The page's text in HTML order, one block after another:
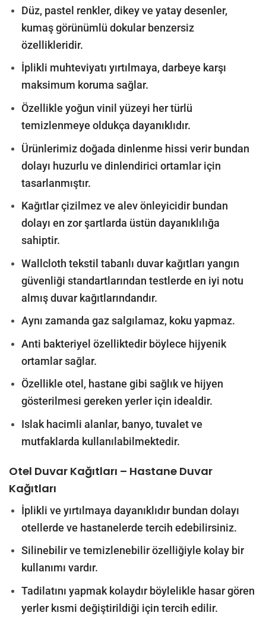
Düz, pastel renkler, dikey ve yatay desenler,
kumaş görünümlü dokular benzersiz
özellikleridir.
İplikli muhteviyatı yırtılmaya, darbeye karşı
maksimum koruma sağlar.
Özellikle yoğun vinil yüzeyi her türlü
temizlenmeye oldukça dayanıklıdır.
Ürünlerimiz doğada dinlenme hissi verir bundan
dolayı huzurlu ve dinlendirici ortamlar için
tasarlanmıştır.
Kağıtlar çizilmez ve alev önleyicidir bundan
dolayı en zor şartlarda üstün dayanıklılığa
sahiptir.
Wallcloth tekstil tabanlı duvar kağıtları yangın
güvenliği standartlarından testlerde en iyi notu
almış duvar kağıtlarındandır.
Aynı zamanda gaz salgılamaz, koku yapmaz.
Anti bakteriyel özelliktedir böylece hijyenik
ortamlar sağlar.
Özellikle otel, hastane gibi sağlık ve hijyen
gösterilmesi gereken yerler için idealdir.
Islak hacimli alanlar, banyo, tuvalet ve
mutfaklarda kullanılabilmektedir.
Otel Duvar Kağıtları – Hastane Duvar
Kağıtları
İplikli ve yırtılmaya dayanıklıdır bundan dolayı
otellerde ve hastanelerde tercih edebilirsiniz.
Silinebilir ve temizlenebilir özelliğiyle kolay bir
kullanımı vardır.
Tadilatını yapmak kolaydır böylelikle hasar gören
yerler kısmi değiştirildiği için tercih edilir.